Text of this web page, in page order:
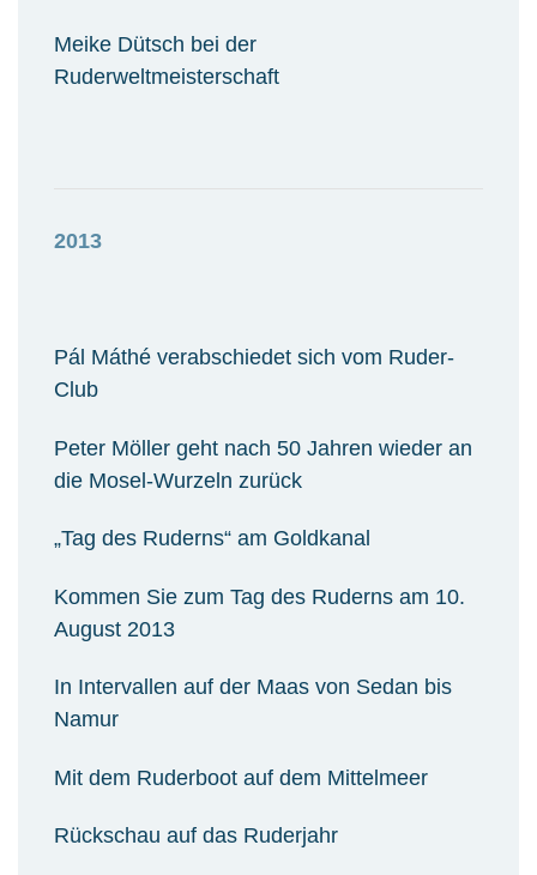
Meike Dütsch bei der
Ruderweltmeisterschaft
2013
Pál Máthé verabschiedet sich vom Ruder-
Club
Peter Möller geht nach 50 Jahren wieder an
die Mosel-Wurzeln zurück
„Tag des Ruderns“ am Goldkanal
Kommen Sie zum Tag des Ruderns am 10.
August 2013
In Intervallen auf der Maas von Sedan bis
Namur
Mit dem Ruderboot auf dem Mittelmeer
Rückschau auf das Ruderjahr